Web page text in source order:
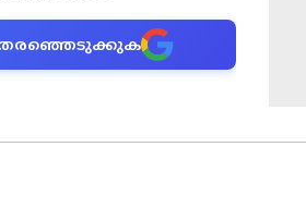
തെരഞ്ഞെടുക്കുക